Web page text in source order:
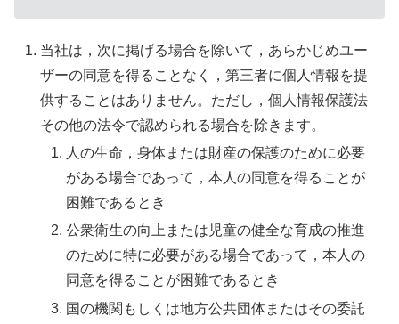
当社は，次に掲げる場合を除いて，あらかじめユー
ザーの同意を得ることなく，第三者に個人情報を提
供することはありません。ただし，個人情報保護法
その他の法令で認められる場合を除きます。
人の生命，身体または財産の保護のために必要
がある場合であって，本人の同意を得ることが
困難であるとき
公衆衛生の向上または児童の健全な育成の推進
のために特に必要がある場合であって，本人の
同意を得ることが困難であるとき
国の機関もしくは地方公共団体またはその委託